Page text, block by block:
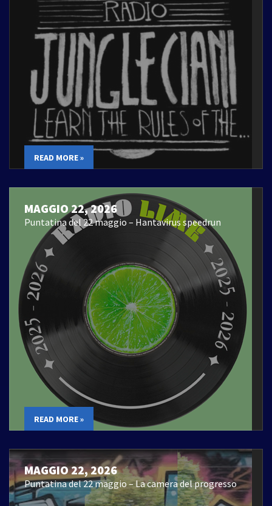
READ MORE »
MAGGIO 22, 2026
Puntatina del 22 maggio – Hantavirus speedrun
READ MORE »
MAGGIO 22, 2026
Puntatina del 22 maggio – La camera del progresso